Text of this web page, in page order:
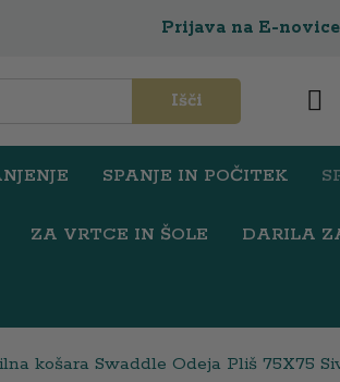
Prijava na E-novice
Išči
SPANJE IN POČITEK
ZA VRTCE IN ŠOLE DARILA
košara Swaddle Odeja Pliš 75X75